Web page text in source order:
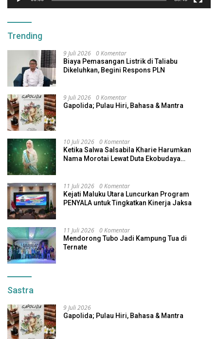
Trending
9 Juli 2026 0 Komentar
Biaya Pemasangan Listrik di Taliabu
Dikeluhkan, Begini Respons PLN
9 Juli 2026 0 Komentar
Gapolida; Pulau Hiri, Bahasa & Mantra
10 Juli 2026 0 Komentar
Ketika Salwa Salsabila Kharie Harumkan
Nama Morotai Lewat Duta Ekobudaya
11 Juli 2026 0 Komentar
Kejati Maluku Utara Luncurkan Program
PENYALA untuk Tingkatkan Kinerja Jaksa
11 Juli 2026 0 Komentar
Mendorong Tubo Jadi Kampung Tua di
Ternate
Sastra
9 Juli 2026
Gapolida; Pulau Hiri, Bahasa & Mantra